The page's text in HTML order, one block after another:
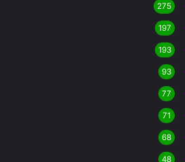
275
197
193
93
77
71
68
48